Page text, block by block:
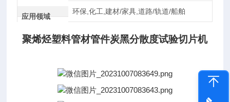
应用领域
环保,化工,建材/家具,道路/轨道/船舶
聚烯烃塑料管材管件炭黑分散度试验切片机